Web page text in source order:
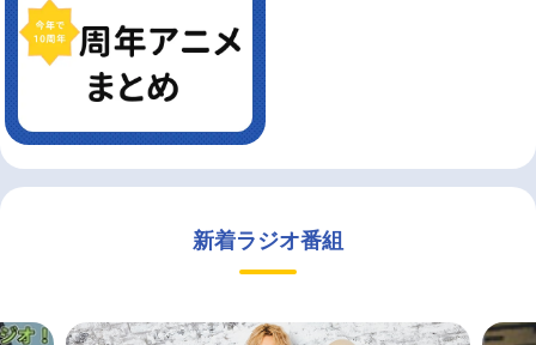
新着ラジオ番組